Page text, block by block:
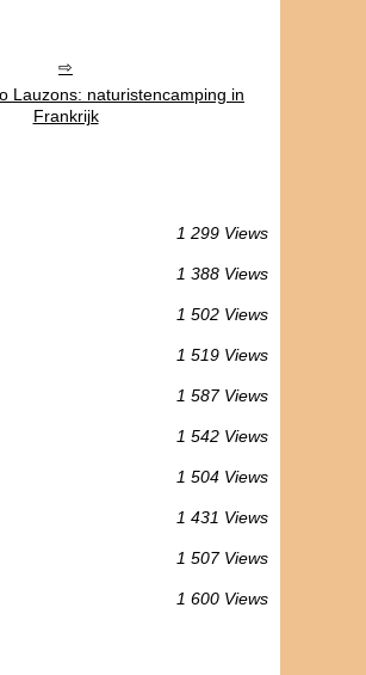
Lauzons: naturistencamping in
Frankrijk
1 299 Views
1 388 Views
1 502 Views
1 519 Views
1 587 Views
1 542 Views
1 504 Views
1 431 Views
1 507 Views
1 600 Views